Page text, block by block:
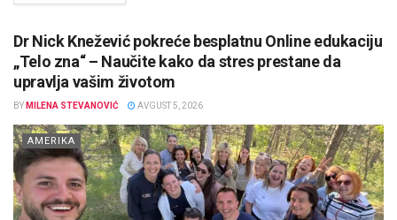
Dr Nick Knežević pokreće besplatnu Online edukaciju
„Telo zna“ – Naučite kako da stres prestane da
upravlja vašim životom
BY MILENA STEVANOVIĆ AVGUST 5, 2026
AMERIKA